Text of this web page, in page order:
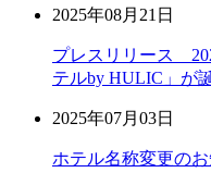
2025年08月21日
プレスリリース
テルby HULIC」が
2025年07月03日
ホテル名称変更の